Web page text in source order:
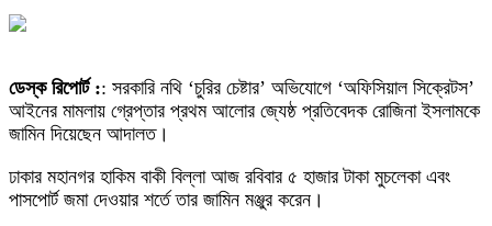
ডেস্ক রিপোর্ট :: সরকারি নথি ‘চুরির চেষ্টার’ অভিযোগে ‘অফিসিয়াল সিক্রেটস’
আইনের মামলায় গ্রেপ্তার প্রথম আলোর জ্যেষ্ঠ প্রতিবেদক রোজিনা ইসলামকে
জামিন দিয়েছেন আদালত।
ঢাকার মহানগর হাকিম বাকী বিল্লা আজ রবিবার ৫ হাজার টাকা মুচলেকা এবং
পাসপোর্ট জমা দেওয়ার শর্তে তার জামিন মঞ্জুর করেন।